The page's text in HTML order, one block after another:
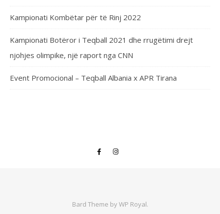
Kampionati Kombëtar për të Rinj 2022
Kampionati Botëror i Teqball 2021 dhe rrugëtimi drejt
njohjes olimpike, një raport nga CNN
Event Promocional – Teqball Albania x APR Tirana
Bard Theme byWP Royal.